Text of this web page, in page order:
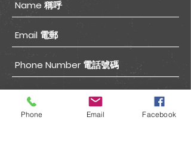
Phone Email Facebook